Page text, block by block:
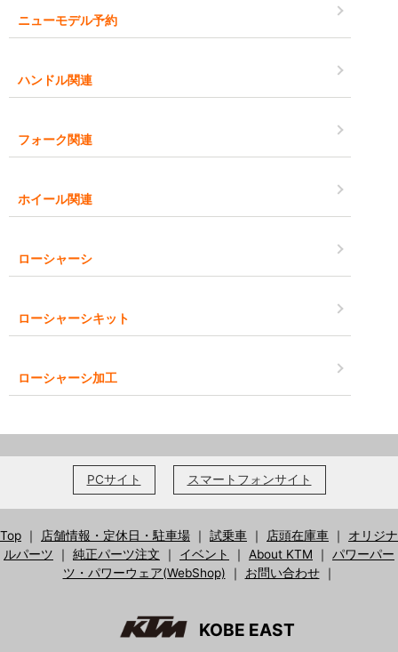
ニューモデル予約
ハンドル関連
フォーク関連
ホイール関連
ローシャーシ
ローシャーシキット
ローシャーシ加工
PCサイト スマートフォンサイト
Top ｜ 店舗情報・定休日・駐車場 ｜ 試乗車 ｜ 店頭在庫車 ｜ オリジナ
ルパーツ ｜ 純正パーツ注文 ｜ イベント ｜ About KTM ｜ パワーパー
ツ・パワーウェア(WebShop) ｜ お問い合わせ｜
KOBE EAST